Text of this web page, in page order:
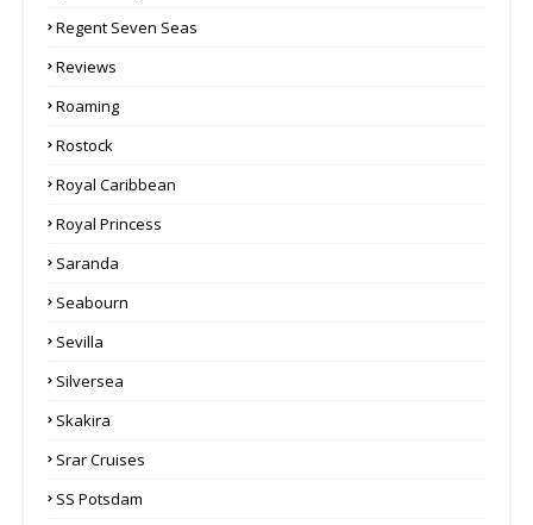
Regent Seven Seas
Reviews
Roaming
Rostock
Royal Caribbean
Royal Princess
Saranda
Seabourn
Sevilla
Silversea
Skakira
Srar Cruises
SS Potsdam